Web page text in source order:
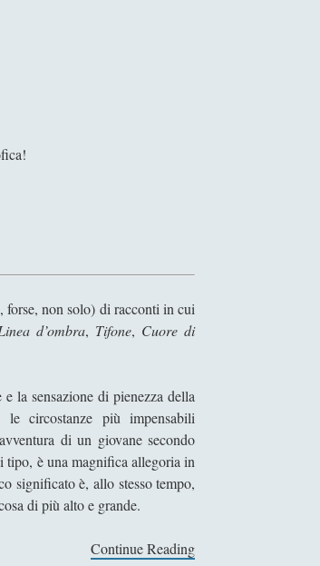
forse, non solo) di racconti in cui
d’ombra, Tifone, Cuore di
la sensazione di pienezza della
le circostanze più impensabili
di un giovane secondo
è una magnifica allegoria in
significato è, allo stesso tempo,
di più alto e grande.
Continue Reading